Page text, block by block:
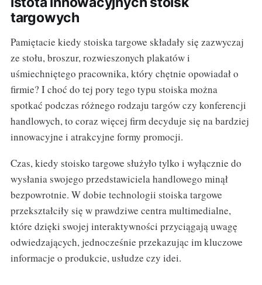
targowych
Pamiętacie kiedy stoiska targowe składały się zazwyczaj
ze stołu, broszur, rozwieszonych plakatów i
uśmiechniętego pracownika, który chętnie opowiadał o
firmie? I choć do tej pory tego typu stoiska można
spotkać podczas różnego rodzaju targów czy konferencji
handlowych, to coraz więcej firm decyduje się na bardziej
innowacyjne i atrakcyjne formy promocji.
Czas, kiedy stoisko targowe służyło tylko i wyłącznie do
wysłania swojego przedstawiciela handlowego minął
bezpowrotnie. W dobie technologii stoiska targowe
przekształciły się w prawdziwe centra multimedialne,
które dzięki swojej interaktywności przyciągają uwagę
odwiedzających, jednocześnie przekazując im kluczowe
informacje o produkcie, usłudze czy idei.